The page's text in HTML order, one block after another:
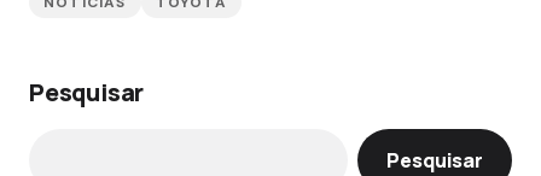
Pesquisar
Pesquisar